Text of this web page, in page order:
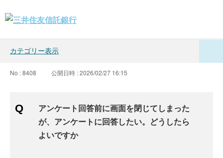
カテゴリー表示
No : 8408 公開日時 : 2026/02/27 16:15
アンケート回答前に画面を閉じてしまった
が、アンケートに回答したい。どうしたら
よいですか